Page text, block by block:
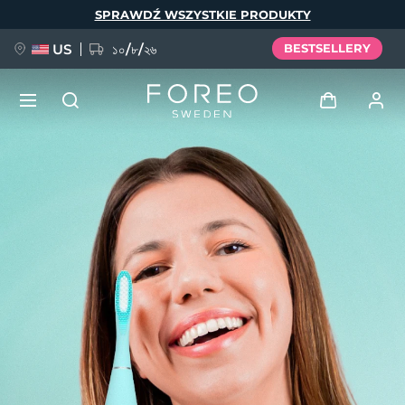
SPRAWDŹ WSZYSTKIE PRODUKTY
US ১০/৮/২৬ BESTSELLERY
Profil użytkownika
Moje urządzenia
Moje zamówienia
Moje adresy
Moje subskrypcje
FAQ™ Pure Beauty-Tech Elixir
BREAKING NEWS
issa™ Teeth Whitening Set
Deutsch
Español
Français
Italiano
Português
Svenska
Русский
简体中文 繁體中文